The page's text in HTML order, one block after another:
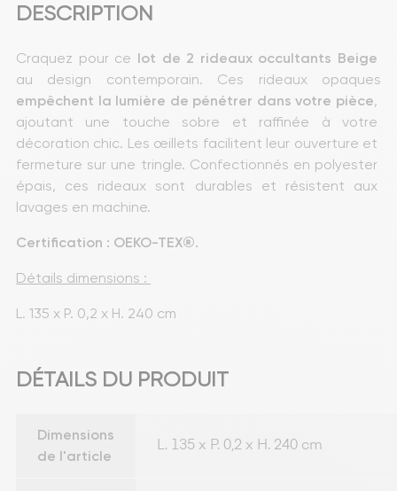
DESCRIPTION
Craquez pour ce lot de 2 rideaux occultants Beige
au design contemporain. Ces rideaux opaques
empêchent la lumière de pénétrer dans votre pièce,
ajoutant une touche sobre et raffinée à votre
décoration chic. Les œillets facilitent leur ouverture et
fermeture sur une tringle. Confectionnés en polyester
épais, ces rideaux sont durables et résistent aux
lavages en machine.
Certification : OEKO-TEX®.
Détails dimensions :
L. 135 x P. 0,2 x H. 240 cm
DÉTAILS DU PRODUIT
Dimensions
de l'article
L. 135 x P. 0,2 x H. 240 cm